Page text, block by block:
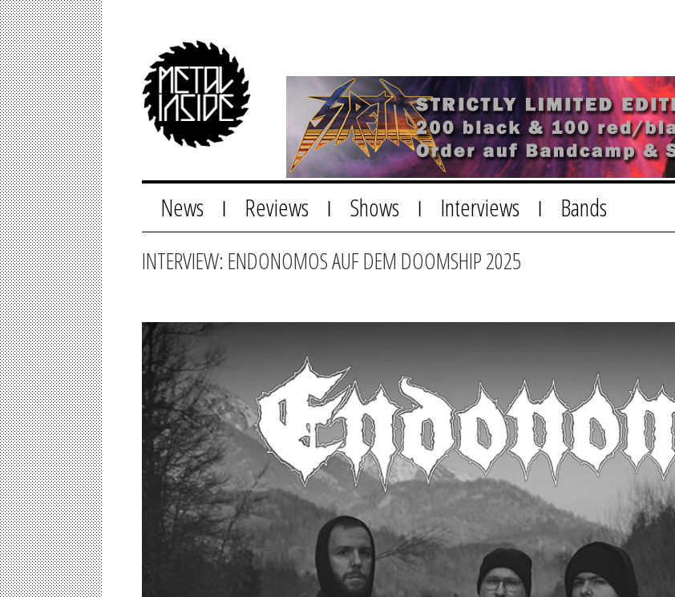
News Reviews Shows Interviews Bands
INTERVIEW: ENDONOMOS AUF DEM DOOMSHIP 2025